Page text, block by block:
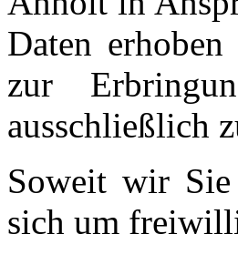
Daten
zur
ausschließlich
Soweit wir Sie
sich um